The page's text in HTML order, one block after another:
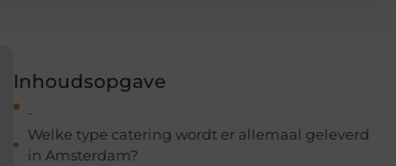
Inhoudsopgave
Welke type catering wordt er allemaal geleverd
in Amsterdam?